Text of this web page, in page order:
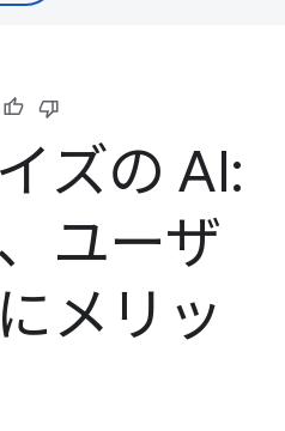
ズの AI:
ユーザ
メリッ